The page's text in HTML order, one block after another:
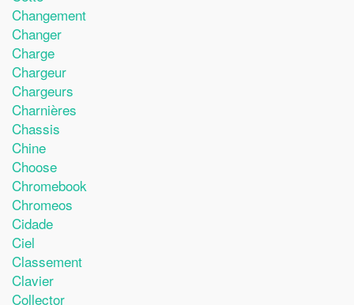
Changement
Changer
Charge
Chargeur
Chargeurs
Charnières
Chassis
Chine
Choose
Chromebook
Chromeos
Cidade
Ciel
Classement
Clavier
Collector